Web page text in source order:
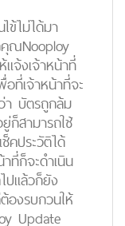
ข้ไม่ได้มา
ณNooploy
จ้งเจ้าหน้าที่
ที่เจ้าหน้าที่จะ
า บัตรถูกล้ม
ก็สามารถใช้
คประวัติได้
ที่ก็จะดำเนิน
ปแล้วก็ยัง
องรบกวนให้
Update